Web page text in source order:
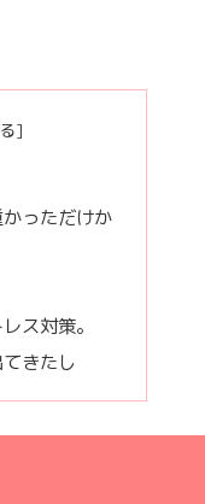
っただけか
ス対策。
きたし